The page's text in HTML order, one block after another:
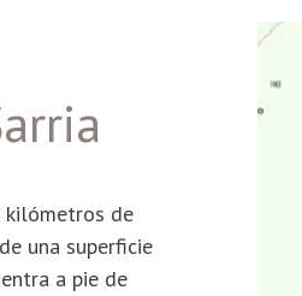
kilómetros de
una superficie
a pie de